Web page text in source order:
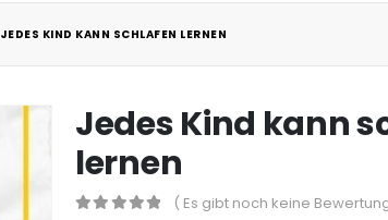
JEDES KIND KANN SCHLAFEN LERNEN
Jedes Kind kann
lernen
( Es gibt noch keine